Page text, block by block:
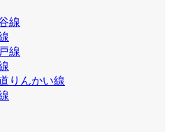
線
線
りんかい線